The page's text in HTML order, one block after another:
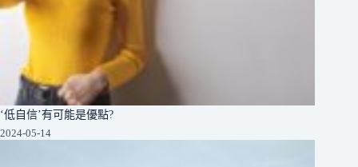
‘低自信’有可能是優點?
2024-05-14